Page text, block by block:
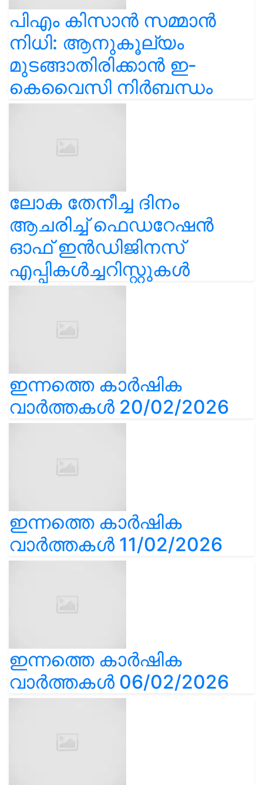
പിഎം കിസാൻ സമ്മാൻ
നിധി: ആനുകൂല്യം
മുടങ്ങാതിരിക്കാൻ ഇ-
കെവൈസി നിർബന്ധം
ലോക തേനീച്ച ദിനം
ആചരിച്ച് ഫെഡറേഷൻ
ഓഫ് ഇൻഡിജിനസ്
എപ്പികൾച്ചറിസ്റ്റുകൾ
ഇന്നത്തെ കാർഷിക
വാർത്തകൾ 20/02/2026
ഇന്നത്തെ കാർഷിക
വാർത്തകൾ 11/02/2026
ഇന്നത്തെ കാർഷിക
വാർത്തകൾ 06/02/2026